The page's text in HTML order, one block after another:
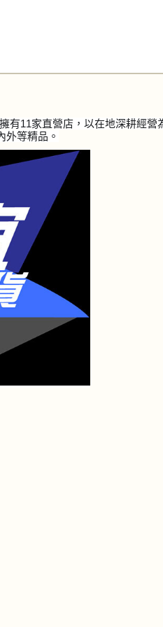
11家直營店，以在地深耕經
外等精品。